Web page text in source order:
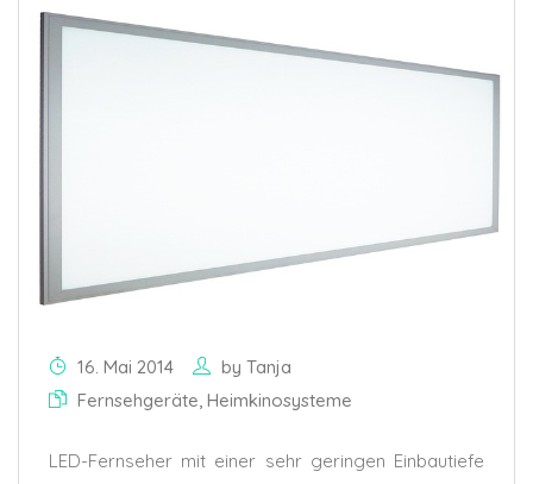
16. Mai 2014 by Tanja
Fernsehgeräte, Heimkinosysteme
LED-Fernseher mit einer sehr geringen Einbautiefe